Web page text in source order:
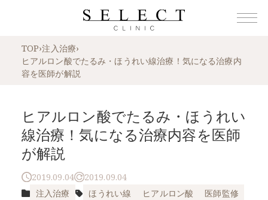
TOP›注入治療›
ヒアルロン酸でたるみ・ほうれい線治療！気になる治療内
容を医師が解説
ヒアルロン酸でたるみ・ほうれい
線治療！気になる治療内容を医師
が解説
2019.09.04
2019.09.04
注入治療
ほうれい線 ヒアルロン酸 医師監修